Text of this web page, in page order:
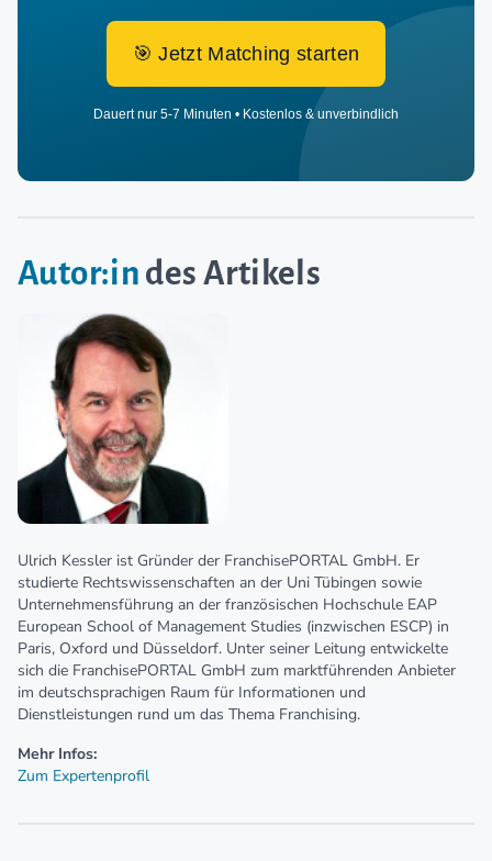
🎯 Jetzt Matching starten
Dauert nur 5-7 Minuten • Kostenlos & unverbindlich
Autor:in des Artikels
Ulrich Kessler ist Gründer der FranchisePORTAL GmbH. Er
studierte Rechtswissenschaften an der Uni Tübingen sowie
Unternehmensführung an der französischen Hochschule EAP
European School of Management Studies (inzwischen ESCP) in
Paris, Oxford und Düsseldorf. Unter seiner Leitung entwickelte
sich die FranchisePORTAL GmbH zum marktführenden Anbieter
im deutschsprachigen Raum für Informationen und
Dienstleistungen rund um das Thema Franchising.
Mehr Infos:
Zum Expertenprofil